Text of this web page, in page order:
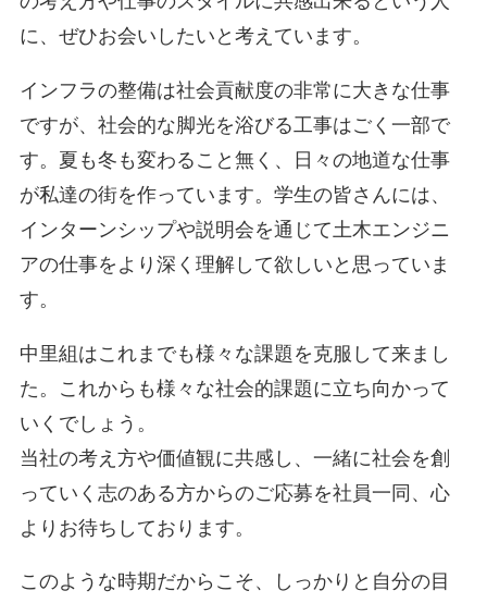
に、ぜひお会いしたいと考えています。
インフラの整備は社会貢献度の非常に大きな仕事
ですが、社会的な脚光を浴びる工事はごく一部で
す。夏も冬も変わること無く、日々の地道な仕事
が私達の街を作っています。学生の皆さんには、
インターンシップや説明会を通じて土木エンジニ
アの仕事をより深く理解して欲しいと思っていま
す。
中里組はこれまでも様々な課題を克服して来まし
た。これからも様々な社会的課題に立ち向かって
いくでしょう。
当社の考え方や価値観に共感し、一緒に社会を創
っていく志のある方からのご応募を社員一同、心
よりお待ちしております。
このような時期だからこそ、しっかりと自分の目